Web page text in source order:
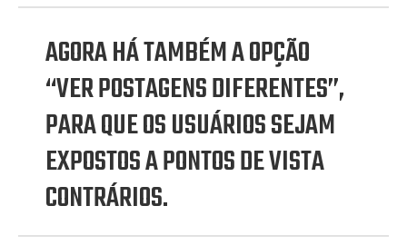
AGORA HÁ TAMBÉM A OPÇÃO
“VER POSTAGENS DIFERENTES”,
PARA QUE OS USUÁRIOS SEJAM
EXPOSTOS A PONTOS DE VISTA
CONTRÁRIOS.